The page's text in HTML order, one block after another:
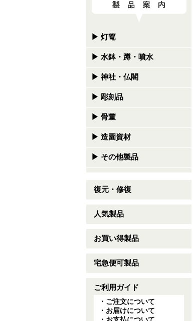
▶ 灯篭
▶ 水鉢・蹲・噴水
▶ 神社・仏閣
▶ 彫刻品
▶ 骨董
▶ 造園資材
▶ その他製品
復元・修復
人気製品
お買い得製品
宅急便可製品
ご利用ガイド
・ご注文について
・お届けについて
・お支払について